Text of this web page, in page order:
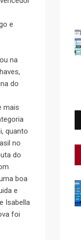
e
na
do
mais
quanto
no
do
boa
e
Isabella
foi